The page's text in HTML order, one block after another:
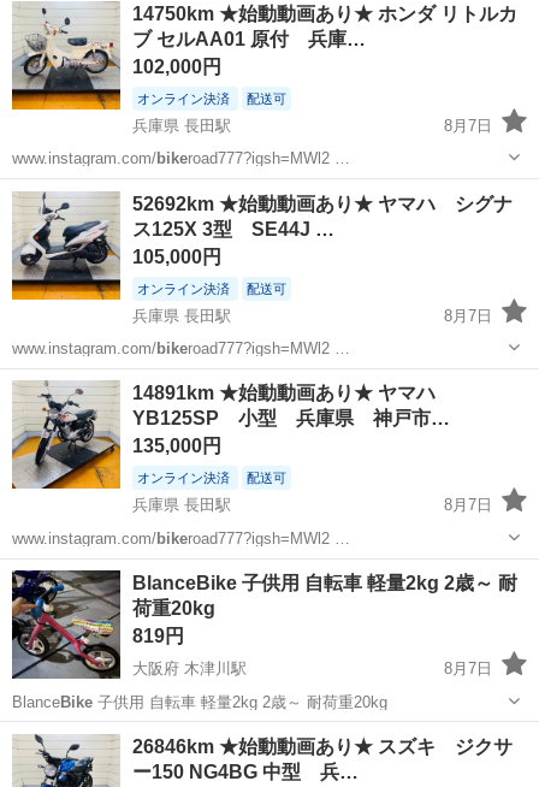
14750km ★始動動画あり★ ホンダ リトルカ
ブ セルAA01 原付 兵庫…
102,000円
オンライン決済 配送可
兵庫県 長田駅
8月7日
www.instagram.com/bikeroad777?igsh=MWl2 …
兵庫 神戸市 ホンダ ヘルメット
52692km ★始動動画あり★ ヤマハ シグナ
ス125X 3型 SE44J …
105,000円
オンライン決済 配送可
兵庫県 長田駅
8月7日
www.instagram.com/bikeroad777?igsh=MWl2 …
兵庫 神戸市 ヤマハ ヘルメット
14891km ★始動動画あり★ ヤマハ
YB125SP 小型 兵庫県 神戸市…
135,000円
オンライン決済 配送可
兵庫県 長田駅
8月7日
www.instagram.com/bikeroad777?igsh=MWl2 …
兵庫 神戸市 ヤマハ ヘルメット
BlanceBike 子供用 自転車 軽量2kg 2歳～ 耐
荷重20kg
819円
大阪府 木津川駅
8月7日
BlanceBike子供用 自転車 軽量2kg 2歳～ 耐荷重20kg
大阪 大阪市 その他 軽量
26846km ★始動動画あり★ スズキ ジクサ
ー150 NG4BG 中型 兵…